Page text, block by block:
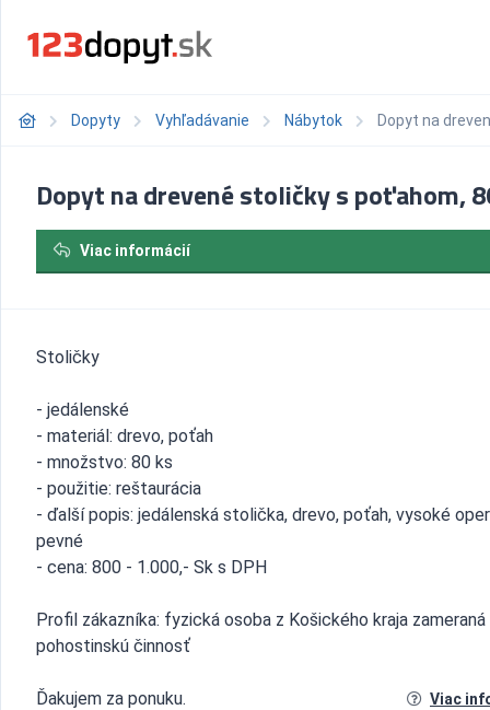
Dopyty Vyhľadávanie Nábytok Dopyt na
Dopyt na drevené stoličky s poťahom,
Viac informácií
Stoličky
- jedálenské
- materiál: drevo, poťah
- množstvo: 80 ks
- použitie: reštaurácia
- ďalší popis: jedálenská stolička, drevo, poťah, vysoké
pevné
- cena: 800 - 1.000,- Sk s DPH
Profil zákazníka: fyzická osoba z Košického kraja zameraná
pohostinskú činnosť
Ďakujem za ponuku. Viac